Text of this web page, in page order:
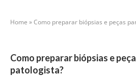
Home »Como preparar biópsias e peças
Como preparar biópsias e
patologista?